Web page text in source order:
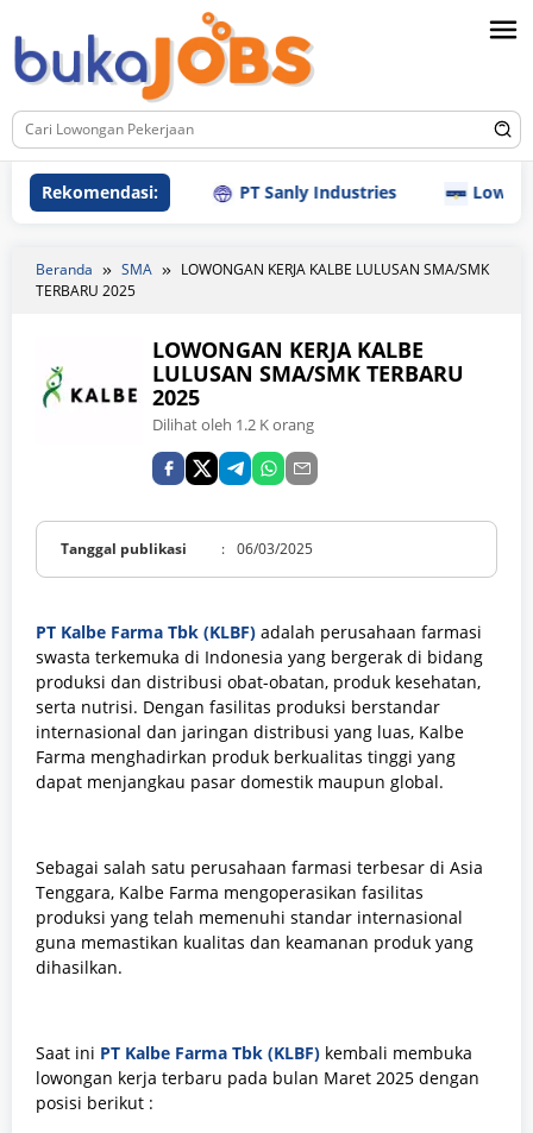
ke
konten
Rekomendasi: PT Sanly Industries
Beranda SMA
LOWONGAN KERJA KALBE LULUSAN SMA/SMK
TERBARU 2025
LOWONGAN KERJA KALBE
LULUSAN SMA/SMK TERBARU
2025
Dilihat oleh 1.2 K orang
Tanggal publikasi : 06/03/2025
PT Kalbe Farma Tbk (KLBF) adalah perusahaan farmasi
swasta terkemuka di Indonesia yang bergerak di bidang
produksi dan distribusi obat-obatan, produk kesehatan,
serta nutrisi. Dengan fasilitas produksi berstandar
internasional dan jaringan distribusi yang luas, Kalbe
Farma menghadirkan produk berkualitas tinggi yang
dapat menjangkau pasar domestik maupun global.
Sebagai salah satu perusahaan farmasi terbesar di Asia
Tenggara, Kalbe Farma mengoperasikan fasilitas
produksi yang telah memenuhi standar internasional
guna memastikan kualitas dan keamanan produk yang
dihasilkan.
Saat ini PT Kalbe Farma Tbk (KLBF) kembali membuka
lowongan kerja terbaru pada bulan Maret 2025 dengan
posisi berikut :